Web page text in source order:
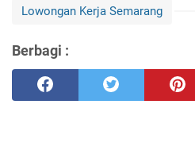
Lowongan Kerja Semarang
Berbagi :